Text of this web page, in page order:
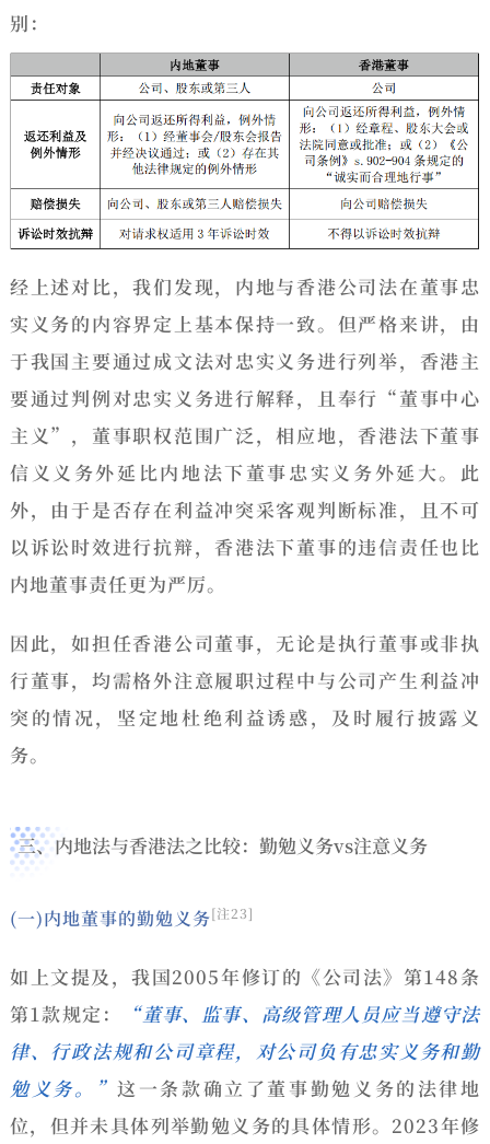
别：
经上述对比，我们发现，内地与香港公司法在董事忠
实义务的内容界定上基本保持一致。但严格来讲，由
于我国主要通过成文法对忠实义务进行列举，香港主
要通过判例对忠实义务进行解释，且奉行“董事中心
主义”，董事职权范围广泛，相应地， 香港法下董事
信义义务外延比内地法下董事忠实义务外延大。 此
外，由于是否存在利益冲突采客观判断标准，且不可
以诉讼时效进行抗辩， 香港法下董事的违信责任也比
内地董事责任更为严厉。
因此，如担任香港公司董事，无论是执行董事或非执
行董事， 均需格外注意履职过程中与公司产生利益冲
突的情况，坚定地杜绝利益诱惑，及时履行披露义
务。
三、内地法与香港法之比较：勤勉义务vs注意义务
(一)内地董事的勤勉义务[注23]
如上文提及，我国2005年修订的《公司法》第148条
第1款规定：
“董事、监事、高级管理人员应当遵守法
律、行政法规和公司章程，对公司负有忠实义务和勤
勉义务。” 这一条款确立了董事勤勉义务的法律地
位，但并未具体列举勤勉义务的具体情形。2023年修